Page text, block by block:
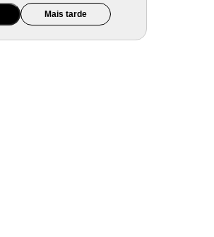
Mais tarde